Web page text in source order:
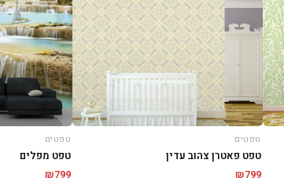
טפטים
טפט פאטרן צהוב עדין
₪799
טפטים
טפט מפלים
₪799